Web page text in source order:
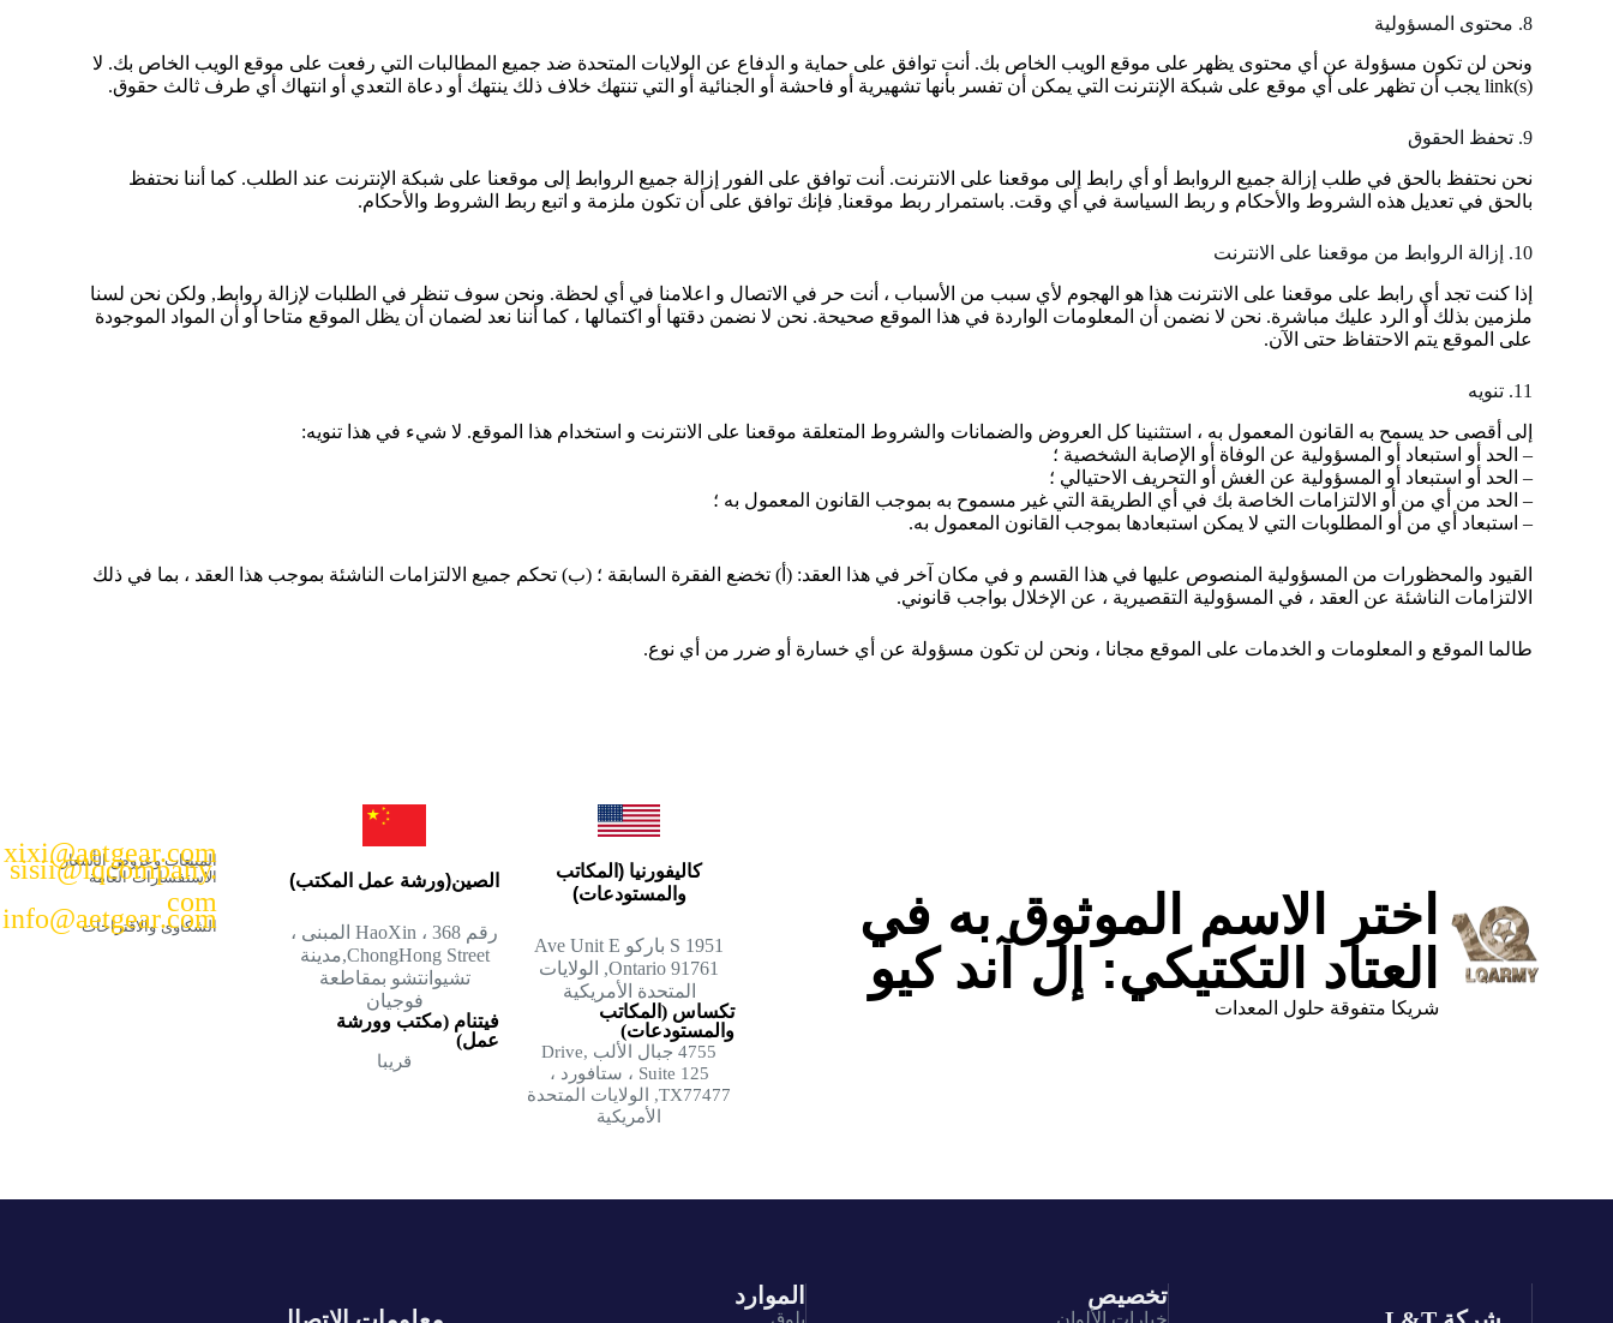
8. محتوى المسؤولية
ونحن لن تكون مسؤولة عن أي محتوى يظهر على موقع الويب الخاص بك. أنت توافق على حماية و الدفاع عن الولايات المتحدة ضد جميع المطالبات التي رفعت على موقع الويب الخاص بك. لا
link(s) يجب أن تظهر على أي موقع على شبكة الإنترنت التي يمكن أن تفسر بأنها تشهيرية أو فاحشة أو الجنائية أو التي تنتهك خلاف ذلك ينتهك أو دعاة التعدي أو انتهاك أي طرف ثالث حقوق.
9. تحفظ الحقوق
نحن نحتفظ بالحق في طلب إزالة جميع الروابط أو أي رابط إلى موقعنا على الانترنت. أنت توافق على الفور إزالة جميع الروابط إلى موقعنا على شبكة الإنترنت عند الطلب. كما أننا نحتفظ
بالحق في تعديل هذه الشروط والأحكام و ربط السياسة في أي وقت. باستمرار ربط موقعنا, فإنك توافق على أن تكون ملزمة و اتبع ربط الشروط والأحكام.
10. إزالة الروابط من موقعنا على الانترنت
إذا كنت تجد أي رابط على موقعنا على الانترنت هذا هو الهجوم لأي سبب من الأسباب ، أنت حر في الاتصال و اعلامنا في أي لحظة. ونحن سوف تنظر في الطلبات لإزالة روابط, ولكن نحن لسنا
ملزمين بذلك أو الرد عليك مباشرة. نحن لا نضمن أن المعلومات الواردة في هذا الموقع صحيحة. نحن لا نضمن دقتها أو اكتمالها ، كما أننا نعد لضمان أن يظل الموقع متاحا أو أن المواد الموجودة
على الموقع يتم الاحتفاظ حتى الآن.
11. تنويه
إلى أقصى حد يسمح به القانون المعمول به ، استثنينا كل العروض والضمانات والشروط المتعلقة موقعنا على الانترنت و استخدام هذا الموقع. لا شيء في هذا تنويه:
– الحد أو استبعاد أو المسؤولية عن الوفاة أو الإصابة الشخصية ؛
– الحد أو استبعاد أو المسؤولية عن الغش أو التحريف الاحتيالي ؛
– الحد من أي من أو الالتزامات الخاصة بك في أي الطريقة التي غير مسموح به بموجب القانون المعمول به ؛
– استبعاد أي من أو المطلوبات التي لا يمكن استبعادها بموجب القانون المعمول به.
القيود والمحظورات من المسؤولية المنصوص عليها في هذا القسم و في مكان آخر في هذا العقد: (أ) تخضع الفقرة السابقة ؛ (ب) تحكم جميع الالتزامات الناشئة بموجب هذا العقد ، بما في ذلك
الالتزامات الناشئة عن العقد ، في المسؤولية التقصيرية ، عن الإخلال بواجب قانوني.
طالما الموقع و المعلومات و الخدمات على الموقع مجانا ، ونحن لن تكون مسؤولة عن أي خسارة أو ضرر من أي نوع.
اختر الاسم الموثوق به في
العتاد التكتيكي: إل آند كيو
شريكا متفوقة حلول المعدات
كاليفورنيا (المكاتب
والمستودعات)
1951 S باركو Ave Unit E
Ontario 91761, الولايات
المتحدة الأمريكية
تكساس (المكاتب
والمستودعات)
4755 جبال الألب Drive,
Suite 125 ، ستافورد ،
TX77477, الولايات المتحدة
الأمريكية
الصين(ورشة عمل المكتب)
رقم 368 ، HaoXin المبنى ،
ChongHong Street,مدينة
تشيوانتشو بمقاطعة
فوجيان
فيتنام (مكتب وورشة
عمل)
قريبا
المبيعات وعروض الأسعار
xixi@aetgear.com
الاستفسارات العامة
sisii@lqcompany.
com
الشكاوى والاقتراحات
info@aetgear.com
تخصيص
خيارات الألوان
الموارد
بلوق